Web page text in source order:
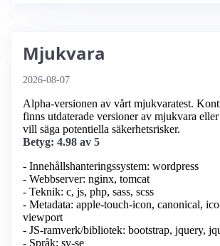
Mjukvara
2026-08-07
Alpha-versionen av vårt mjukvaratest.
finns utdaterade versioner av mjukvara
vill säga potentiella säkerhetsrisker.
Betyg: 4.98 av 5
- Innehållshanteringssystem: wordpress
- Webbserver: nginx, tomcat
- Teknik: c, js, php, sass, scss
- Metadata: apple-touch-icon, canonical,
viewport
- JS-ramverk/bibliotek: bootstrap, jquery,
- Språk: sv-se